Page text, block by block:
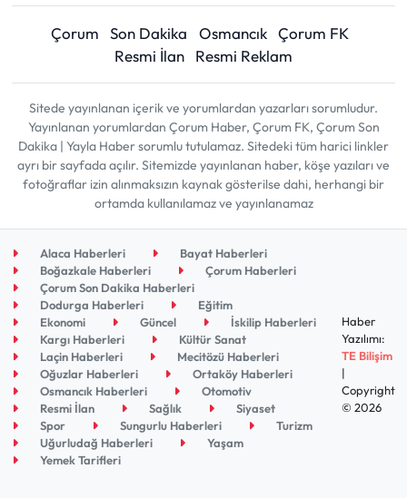
Çorum Son Dakika Osmancık Çorum FK
Resmi İlan
Resmi Reklam
Sitede yayınlanan içerik ve yorumlardan yazarları sorumludur.
Yayınlanan yorumlardan Çorum Haber, Çorum FK, Çorum Son
Dakika | Yayla Haber sorumlu tutulamaz. Sitedeki tüm harici linkler
ayrı bir sayfada açılır. Sitemizde yayınlanan haber, köşe yazıları ve
fotoğraflar izin alınmaksızın kaynak gösterilse dahi, herhangi bir
ortamda kullanılamaz ve yayınlanamaz
Alaca Haberleri
Bayat Haberleri
Boğazkale Haberleri
Çorum Haberleri
Çorum Son Dakika Haberleri
Dodurga Haberleri
Eğitim
Ekonomi
Güncel
İskilip Haberleri
Kargı Haberleri
Kültür Sanat
Laçin Haberleri
Mecitözü Haberleri
Oğuzlar Haberleri
Ortaköy Haberleri
Osmancık Haberleri
Otomotiv
Resmi İlan
Sağlık
Siyaset
Spor
Sungurlu Haberleri
Turizm
Uğurludağ Haberleri
Yaşam
Yemek Tarifleri
Haber
Yazılımı:
TE Bilişim
|
Copyright
© 2026